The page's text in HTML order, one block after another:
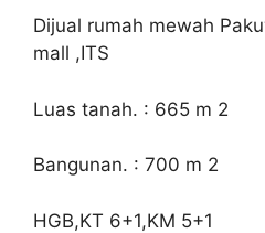
Dijual rumah mewah
mall ,ITS
Luas tanah. : 665 m 2
Bangunan. : 700 m 2
HGB,KT 6+1,KM 5+1